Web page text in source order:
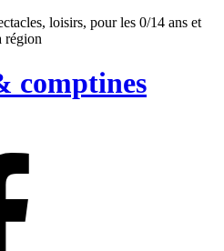
loisirs, pour les 0/14 ans et
région